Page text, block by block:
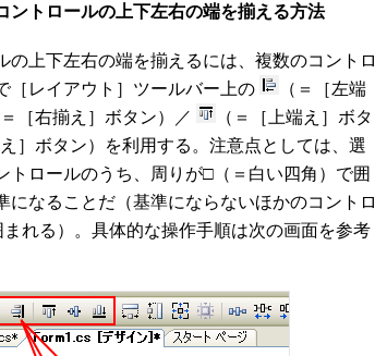
ントロールの上下左右の端を揃える方法
上下左右の端を揃えるには、複数のコントロ
［レイアウト］ツールバー上の
（＝［左端
＝［右揃え］ボタン）／
（＝［上端え］ボタ
え］ボタン）を利用する。注意点としては、選
トロールのうち、周りが□（＝白い四角）で囲
になることだ（基準にならないほかのコントロ
れる）。具体的な操作手順は次の画面を参考